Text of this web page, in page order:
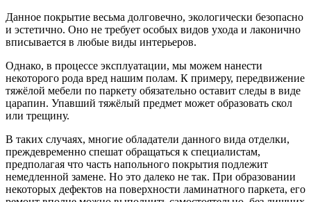
Данное покрытие весьма долговечно, экологически безопасно
и эстетично. Оно не требует особых видов ухода и лаконично
вписывается в любые виды интерьеров.
Однако, в процессе эксплуатации, мы можем нанести
некоторого рода вред нашим полам. К примеру, передвижение
тяжёлой мебели по паркету обязательно оставит следы в виде
царапин. Упавший тяжёлый предмет может образовать скол
или трещину.
В таких случаях, многие обладатели данного вида отделки,
преждевременно спешат обращаться к специалистам,
предполагая что часть напольного покрытия подлежит
немедленной замене. Но это далеко не так. При образовании
некоторых дефектов на поверхности ламинатного паркета, его